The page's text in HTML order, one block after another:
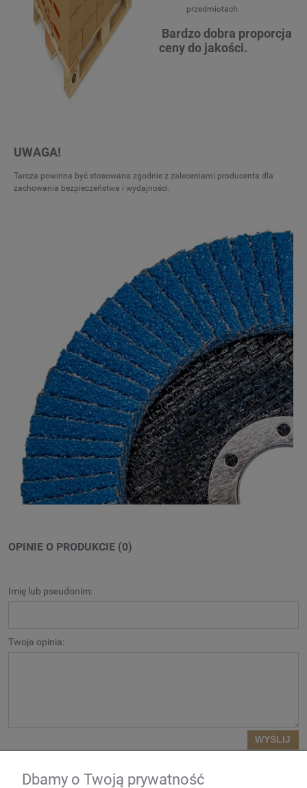
przedmiotach.
Bardzo dobra proporcja
ceny do jakości.
UWAGA!
Tarcza powinna być stosowana zgodnie z zaleceniami producenta dla
zachowania bezpieczeństwa i wydajności. ­­­
OPINIE O PRODUKCIE (0)
Imię lub pseudonim:
Twoja opinia:
WYŚLIJ
Dbamy o Twoją prywatność